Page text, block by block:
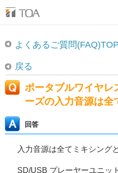
よくあるご質問(FAQ)TOP
戻る
ポータブルワイヤレ
ーズの入力音源は全
回答
入力音源は全てミキシング
SD/USB プレーヤーユニッ